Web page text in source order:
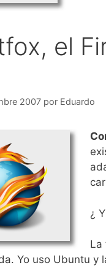
el
2007 por Eduardo
¿
La
Yo uso Ubuntu y